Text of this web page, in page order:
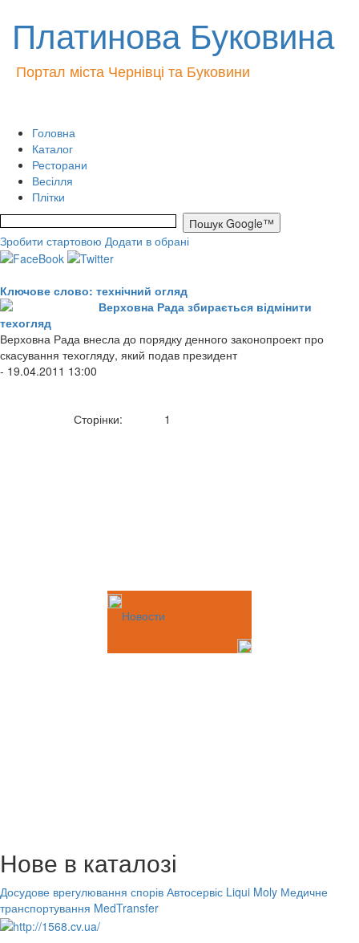
Платинова Буковина
Портал міста Чернівці та Буковини
Головна
Каталог
Ресторани
Весілля
Плітки
Зробити стартовою Додати в обрані
Ключове слово: технічний огляд
Верховна Рада збирається відмінити
техогляд
Верховна Рада внесла до порядку денного законопроект про
скасування техогляду, який подав президент
- 19.04.2011 13:00
Сторінки: 1
Новости
Нове в каталозі
Досудове врегулювання спорів Автосервіс Liqui Moly Медичне
транспортування MedTransfer